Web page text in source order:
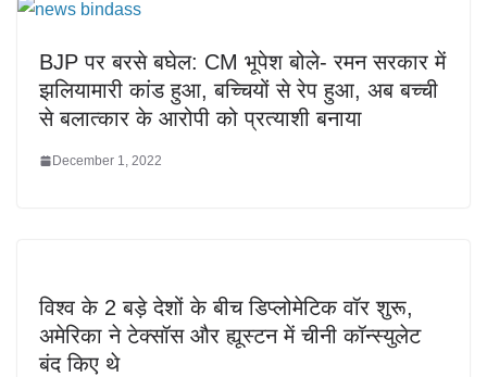
BJP पर बरसे बघेल: CM भूपेश बोले- रमन सरकार में
झलियामारी कांड हुआ, बच्चियों से रेप हुआ, अब बच्ची
से बलात्कार के आरोपी को प्रत्याशी बनाया
December 1, 2022
विश्व के 2 बड़े देशों के बीच डिप्लोमेटिक वॉर शुरू,
अमेरिका ने टेक्सॉस और ह्यूस्टन में चीनी कॉन्स्युलेट
बंद किए थे